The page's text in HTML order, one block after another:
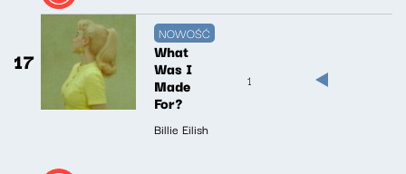
17
NOWOŚĆ
What
Was I
Made
For?
Billie Eilish
1